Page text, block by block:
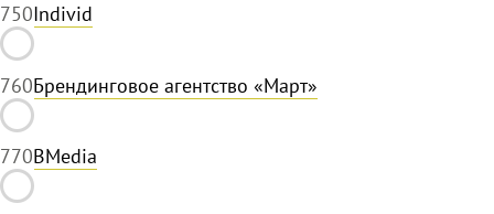
750Individ
760Брендинговое агентство «Март»
770BMedia